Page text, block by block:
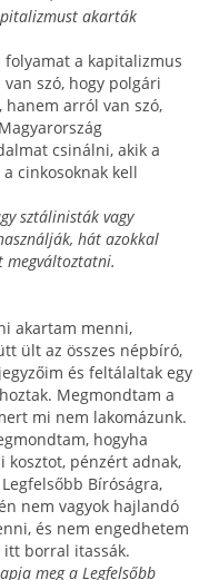
akar­ták
folyamat a kapitalizmus
szó, hogy polgári
hanem arról van szó,
csinálni, akik a
cinkosoknak kell
sztálinisták vagy
hát azokkal
megvál­toztatni.
akartam menni,
ült az összes népbíró,
és feltálaltak egy
Megmondtam a
mi nem lakomázunk.
hogyha
kosztot, pénzért adnak,
Bíróságra,
nem vagyok hajlandó
és nem engedhetem
itt borral itassák.
meg a Leg­felsőbb